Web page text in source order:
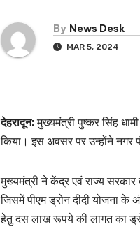
By News Desk
MAR 5, 2024
देहरादून:मुख्यमंत्री पुष्कर सिंह
किया। इस अवसर पर उन्होंने नगर
मुख्यमंत्री ने केंद्र एवं राज्य सरकार
जिसमें पीएम ड्रोन दीदी योजना
हेतु दस लाख रूपये की लागत का